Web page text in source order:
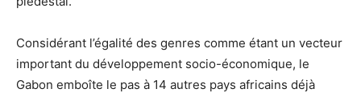
Considérant l’égalité des genres comme étant un vecteur
important du développement socio-économique, le
Gabon emboîte le pas à 14 autres pays africains déjà